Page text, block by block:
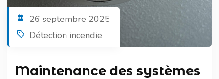
26 septembre 2025
Détection incendie
Maintenance des systèmes